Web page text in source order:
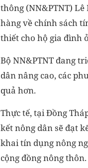
thông (NN&PTNT)
hàng về chính sách
thiết cho hộ gia đình
Bộ NN&PTNT đang
dân nâng cao, các
quả hơn.
Thực tế, tại Đồng
kết nông dân sẽ đạt
khai tín dụng nông
cộng đồng nông thôn.